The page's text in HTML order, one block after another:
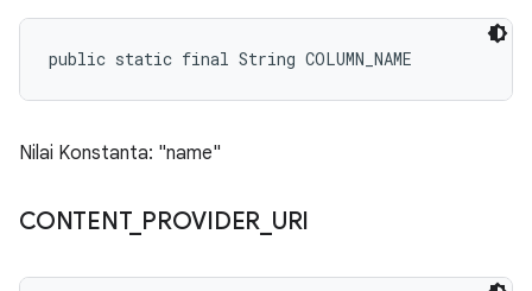
public static final String COLUMN_NAME
Nilai Konstanta: "name"
CONTENT_ PROVIDER URI